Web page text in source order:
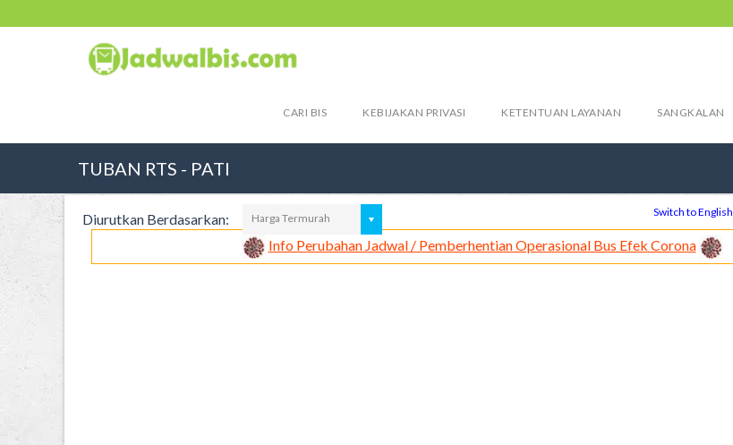
CARI BIS KEBIJAKAN PRIVASI KETENTUAN LAYANAN SANGKALAN
TUBAN RTS - PATI
Diurutkan Berdasarkan: Harga Termurah Switch to English
Info Perubahan Jadwal / Pemberhentian Operasional Bus Efek Corona